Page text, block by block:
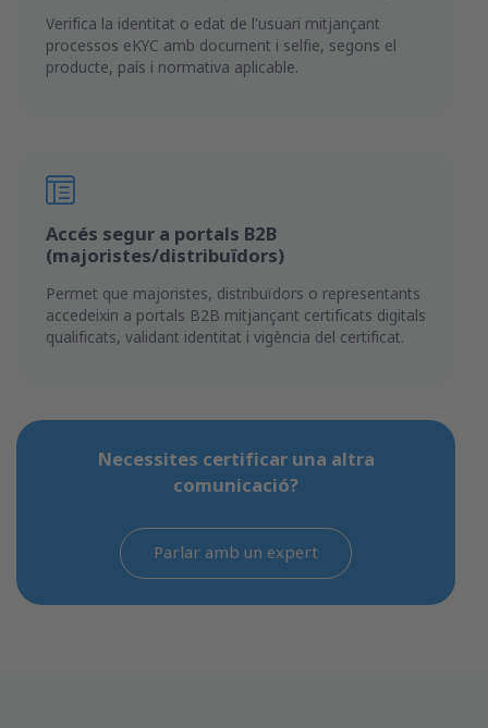
Verifica la identitat o edat de l'usuari mitjançant
processos eKYC amb document i selfie, segons el
producte, país i normativa aplicable.
Accés segur a portals B2B
(majoristes/distribuïdors)
Permet que majoristes, distribuïdors o representants
accedeixin a portals B2B mitjançant certificats digitals
qualificats, validant identitat i vigència del certificat.
Necessites certificar una altra
comunicació?
Parlar amb un expert